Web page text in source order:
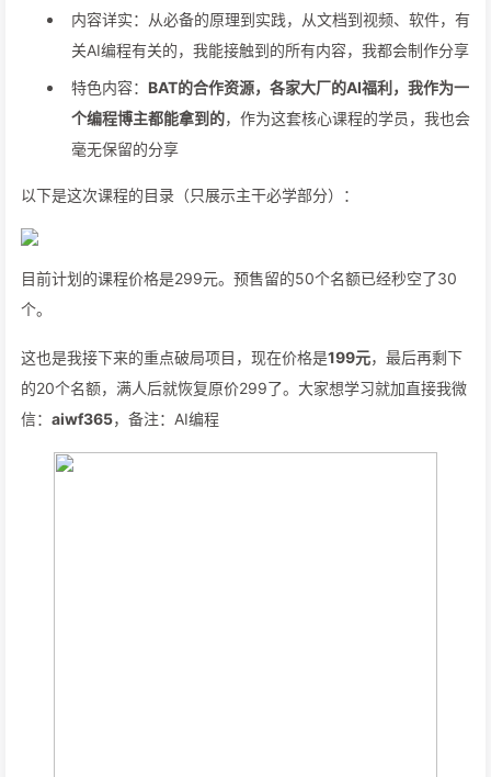
内容详实：从必备的原理到实践，从文档到视频、软件，有
关AI编程有关的，我能接触到的所有内容，我都会制作分享
特色内容： BAT的合作资源，各家大厂的AI福利，我作为一
个编程博主都能拿到的，作为这套核心课程的学员，我也会
毫无保留的分享
以下是这次课程的目录（只展示主干必学部分）：
目前计划的课程价格是299元。预售留的50个名额已经秒空了30
个。
这也是我接下来的重点破局项目，现在价格是199元，最后再剩下
的20个名额，满人后就恢复原价299了。大家想学习就加直接我微
信： aiwf365，备注：AI编程